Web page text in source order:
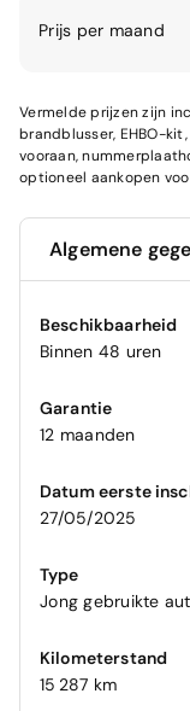
Prijs per maand
Vermelde prijzen zijn
brandblusser, EHBO-
vooraan,
optioneel aankopen
Algemene
Beschikbaarheid
Binnen 48 uren
Garantie
12 maanden
Datum eerste
27/05/2025
Type
Jong gebruikte
Kilometerstand
15 287 km